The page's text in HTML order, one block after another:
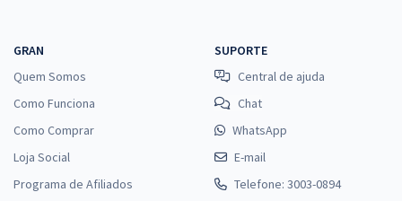
GRAN
Quem Somos
Como Funciona
Como Comprar
Loja Social
Programa de Afiliados
SUPORTE
Central de ajuda
Chat
WhatsApp
E-mail
Telefone: 3003-0894